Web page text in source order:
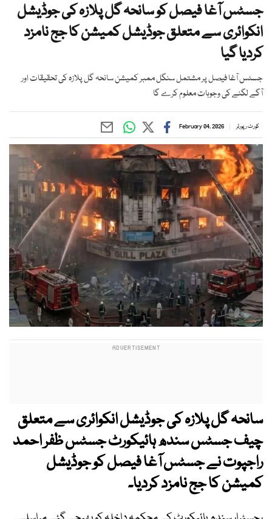
جسٹس آغا فیصل کو سانحہ گل پلازہ کی جوڈیشل
انکوائری سے متعلق جوڈیشل کمیشن کا جج نامزد
کردیا گیا
جسٹس آغا فیصل پر مشتمل سنگل ممبر کمیشن سانحہ گل پلازہ کی تحقیقات اور
آگے لگنے کی وجوہات معلوم کرے گا
کورٹ رپورٹر February 04, 2026
سانحہ گل پلازہ کی جوڈیشل انکوائری سے متعلق
چیف جسٹس سندھ ہائیکورٹ جسٹس ظفر احمد
راجپوت نے جسٹس آغا فیصل کو جوڈیشل
کمیشن کا جج نامزد کردیا۔